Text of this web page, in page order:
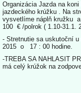
Organizácia Jazda na
jazdeckého krúžku . Na
vysvetlíme náplň kružku
100 € /polrok ( 1.10-31.1.
- Stretnutie sa uskutoční
2015 o 17 : 00 hodine.
-TREBA SA NAHLASIT
má celý krúžok na